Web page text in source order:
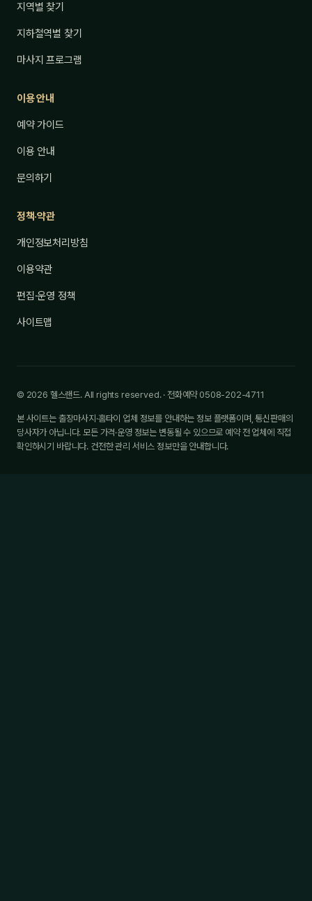
지역별 찾기
지하철역별 찾기
마사지 프로그램
이용 안내
예약 가이드
이용 안내
문의하기
정책·약관
개인정보처리방침
이용약관
편집·운영 정책
사이트맵
© 2026 헬스랜드. All rights reserved. · 전화예약 0508-202-4711
본 사이트는 출장마사지·홈타이 업체 정보를 안내하는 정보 플랫폼이며, 통신판매의
당사자가 아닙니다. 모든 가격·운영 정보는 변동될 수 있으므로 예약 전 업체에 직접
확인하시기 바랍니다. 건전한 관리 서비스 정보만을 안내합니다.